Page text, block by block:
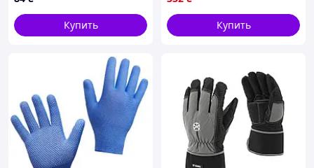
р12
Купить
Купить